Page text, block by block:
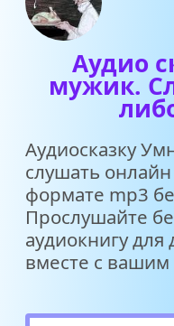
Аудио
мужик.
Аудиосказку
слушать
формате mp3
Прослушайте
аудиокнигу
вместе с